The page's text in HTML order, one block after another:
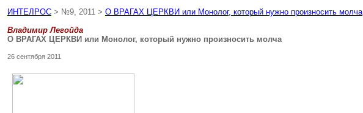
ИНТЕЛРОС > №9, 2011 > О ВРАГАХ ЦЕРКВИ или Монолог, который нужно произносить молча
Владимир Легойда
О ВРАГАХ ЦЕРКВИ или Монолог, который нужно произносить молча
26 сентября 2011